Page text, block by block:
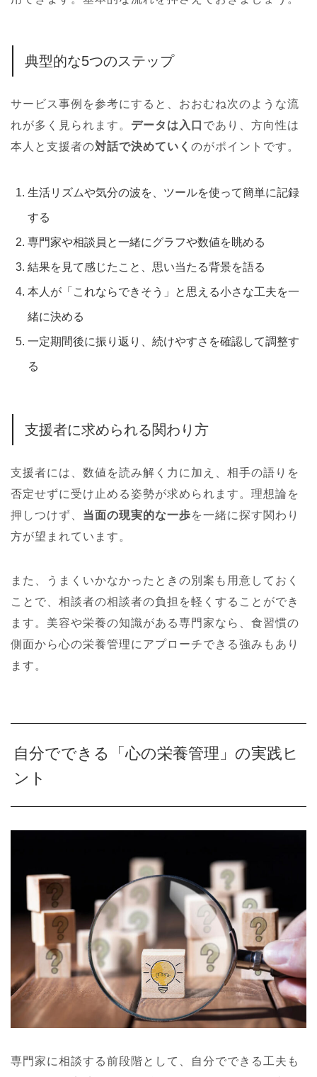
典型的な5つのステップ
サービス事例を参考にすると、おおむね次のような流
れが多く見られます。 データは入口 であり、方向性は
本人と支援者の対話で決めていく のがポイントです。
生活リズムや気分の波を、ツールを使って簡単に記録
する
専門家や相談員と一緒にグラフや数値を眺める
結果を見て感じたこと、思い当たる背景を語る
本人が「これならできそう」と思える小さな工夫を一
緒に決める
一定期間後に振り返り、続けやすさを確認して調整す
る
支援者に求められる関わり方
支援者には、数値を読み解く力に加え、相手の語りを
否定せずに受け止める姿勢が求められます。理想論を
押しつけず、 当面の現実的な一歩を一緒に探す関わり
方が望まれています。
また、うまくいかなかったときの別案も用意しておく
ことで、相談者の相談者の負担を軽くすることができ
ます。美容や栄養の知識がある専門家なら、食習慣の
側面から心の栄養管理にアプローチできる強みもあり
ます。
自分でできる「心の栄養管理」の実践ヒ
ント
専門家に相談する前段階として、自分でできる工夫も